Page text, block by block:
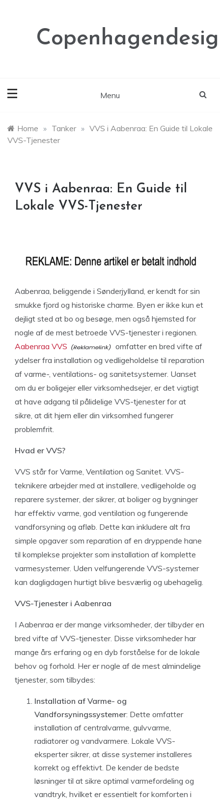
Menu
Home » Tanker » VVS i Aabenraa: En Guide til Lokale
VVS-Tjenester
VVS i Aabenraa: En Guide til
Lokale VVS-Tjenester
Aabenraa, beliggende i Sønderjylland, er kendt for sin
smukke fjord og historiske charme. Byen er ikke kun et
dejligt sted at bo og besøge, men også hjemsted for
nogle af de mest betroede VVS-tjenester i regionen.
Aabenraa VVS
omfatter en bred vifte af
ydelser fra installation og vedligeholdelse til reparation
af varme-, ventilations- og sanitetsystemer. Uanset
om du er boligejer eller virksomhedsejer, er det vigtigt
at have adgang til pålidelige VVS-tjenester for at
sikre, at dit hjem eller din virksomhed fungerer
problemfrit.
Hvad er VVS?
VVS står for Varme, Ventilation og Sanitet. VVS-
teknikere arbejder med at installere, vedligeholde og
reparere systemer, der sikrer, at boliger og bygninger
har effektiv varme, god ventilation og fungerende
vandforsyning og afløb. Dette kan inkludere alt fra
simple opgaver som reparation af en dryppende hane
til komplekse projekter som installation af komplette
varmesystemer. Uden velfungerende VVS-systemer
kan dagligdagen hurtigt blive besværlig og ubehagelig.
VVS-Tjenester i Aabenraa
I Aabenraa er der mange virksomheder, der tilbyder en
bred vifte af VVS-tjenester. Disse virksomheder har
mange års erfaring og en dyb forståelse for de lokale
behov og forhold. Her er nogle af de mest almindelige
tjenester, som tilbydes:
Installation af Varme- og
Vandforsyningssystemer: Dette omfatter
installation af centralvarme, gulvvarme,
radiatorer og vandvarmere. Lokale VVS-
eksperter sikrer, at disse systemer installeres
korrekt og effektivt. De kender de bedste
løsninger til at sikre optimal varmefordeling og
vandtryk, hvilket er essentielt for komforten i